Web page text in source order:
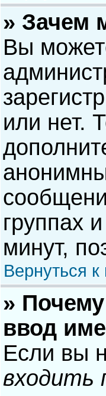
» Зачем
Вы
или нет.
группах
минут,
Вернуться к
»
ввод
Если вы
входить